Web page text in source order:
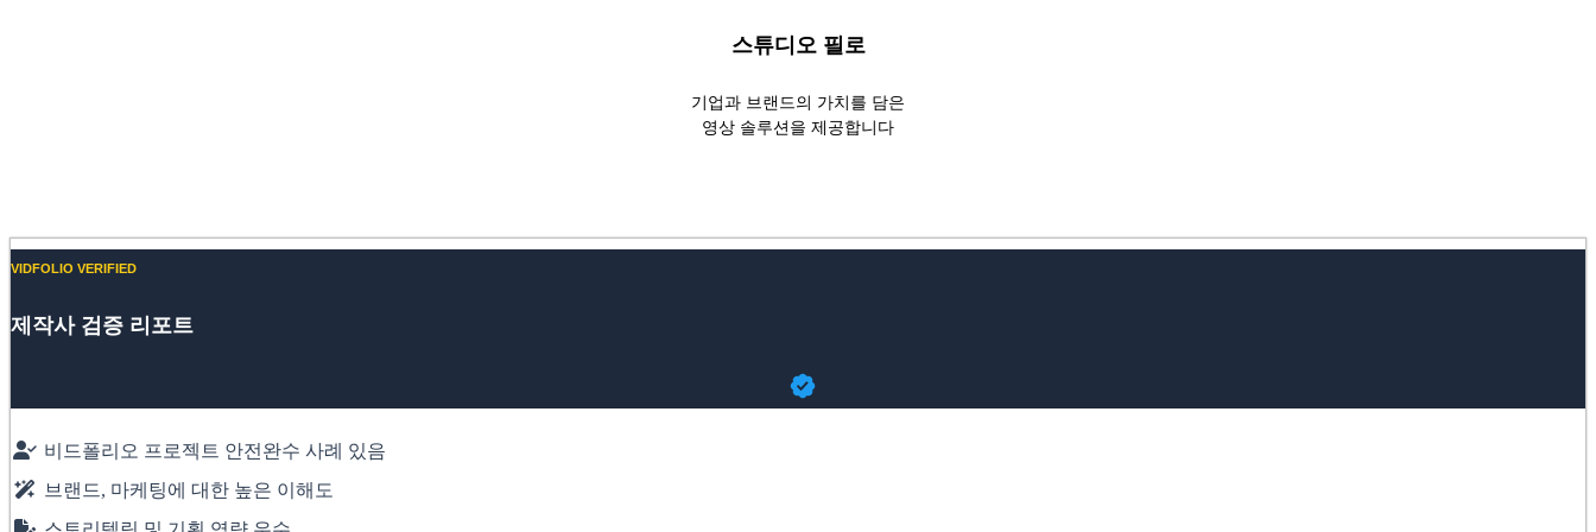
스튜디오 필로
기업과 브랜드의 가치를 담은
영상 솔루션을 제공합니다
VIDFOLIO VERIFIED
제작사 검증 리포트
비드폴리오 프로젝트 안전완수 사례 있음
브랜드, 마케팅에 대한 높은 이해도